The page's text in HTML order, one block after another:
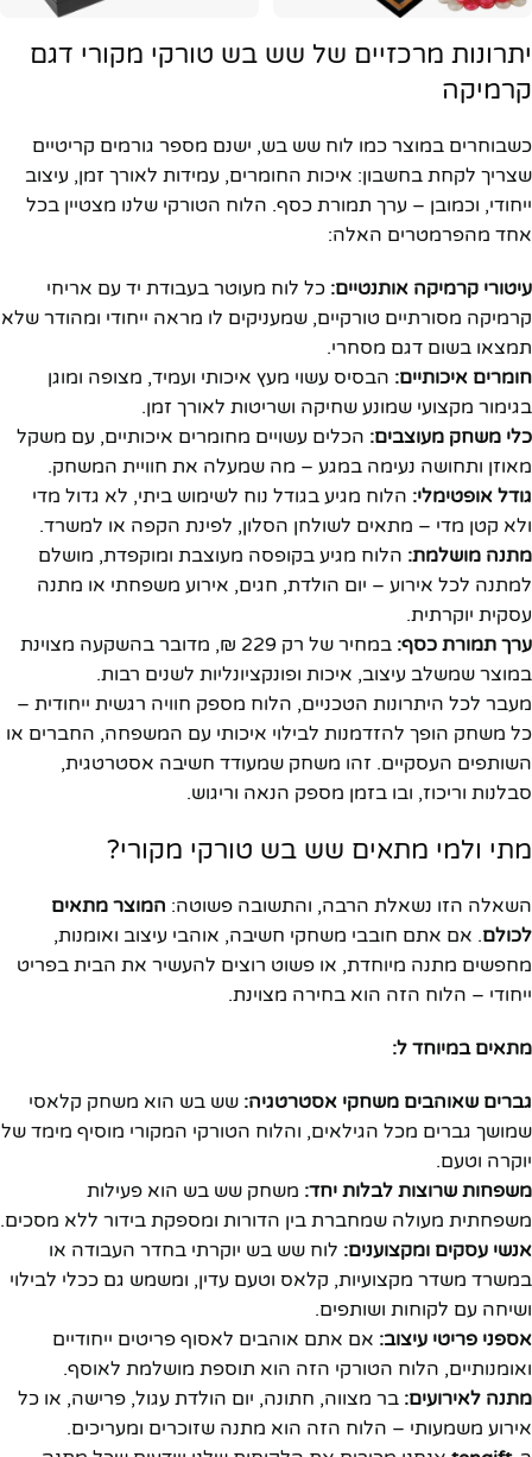
יתרונות מרכזיים של שש בש טורקי מקורי דגם
קרמיקה
כשבוחרים במוצר כמו לוח שש בש, ישנם מספר גורמים קריטיים
שצריך לקחת בחשבון: איכות החומרים, עמידות לאורך זמן, עיצוב
ייחודי, וכמובן – ערך תמורת כסף. הלוח הטורקי שלנו מצטיין בכל
אחד מהפרמטרים האלה:
עיטורי קרמיקה אותנטיים: כל לוח מעוטר בעבודת יד עם אריחי
קרמיקה מסורתיים טורקיים, שמעניקים לו מראה ייחודי ומהודר שלא
תמצאו בשום דגם מסחרי.
חומרים איכותיים: הבסיס עשוי מעץ איכותי ועמיד, מצופה ומוגן
בגימור מקצועי שמונע שחיקה ושריטות לאורך זמן.
כלי משחק מעוצבים: הכלים עשויים מחומרים איכותיים, עם משקל
מאוזן ותחושה נעימה במגע – מה שמעלה את חוויית המשחק.
גודל אופטימלי: הלוח מגיע בגודל נוח לשימוש ביתי, לא גדול מדי
ולא קטן מדי – מתאים לשולחן הסלון, לפינת הקפה או למשרד.
מתנה מושלמת: הלוח מגיע בקופסה מעוצבת ומוקפדת, מושלם
למתנה לכל אירוע – יום הולדת, חגים, אירוע משפחתי או מתנה
עסקית יוקרתית.
ערך תמורת כסף:
במחיר של רק 229 ₪, מדובר בהשקעה מצוינת
במוצר שמשלב עיצוב, איכות ופונקציונליות לשנים רבות.
מעבר לכל היתרונות הטכניים, הלוח מספק חוויה רגשית ייחודית –
כל משחק הופך להזדמנות לבילוי איכותי עם המשפחה, החברים או
השותפים העסקיים. זהו משחק שמעודד חשיבה אסטרטגית,
סבלנות וריכוז, ובו בזמן מספק הנאה וריגוש.
מתי ולמי מתאים שש בש טורקי מקורי?
השאלה הזו נשאלת הרבה, והתשובה פשוטה: המוצר מתאים
לכולם. אם אתם חובבי משחקי חשיבה, אוהבי עיצוב ואומנות,
מחפשים מתנה מיוחדת, או פשוט רוצים להעשיר את הבית בפריט
ייחודי – הלוח הזה הוא בחירה מצוינת.
מתאים במיוחד ל:
גברים שאוהבים משחקי אסטרטגיה: שש בש הוא משחק קלאסי
שמושך גברים מכל הגילאים, והלוח הטורקי המקורי מוסיף מימד של
יוקרה וטעם.
משפחות שרוצות לבלות יחד: משחק שש בש הוא פעילות
משפחתית מעולה שמחברת בין הדורות ומספקת בידור ללא מסכים.
אנשי עסקים ומקצוענים: לוח שש בש יוקרתי בחדר העבודה או
במשרד משדר מקצועיות, קלאס וטעם עדין, ומשמש גם ככלי לבילוי
ושיחה עם לקוחות ושותפים.
אספני פריטי עיצוב: אם אתם אוהבים לאסוף פריטים ייחודיים
ואומנותיים, הלוח הטורקי הזה הוא תוספת מושלמת לאוסף.
מתנה לאירועים: בר מצווה, חתונה, יום הולדת עגול, פרישה, או כל
אירוע משמעותי – הלוח הזה הוא מתנה שזוכרים ומעריכים.